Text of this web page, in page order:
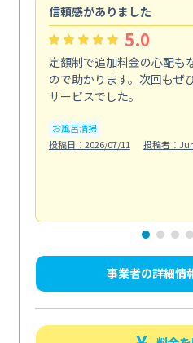
信頼感がありました
5.0
定額制で追加料金の心配も
ので助かります。次回もぜ
サービスでした。
お風呂清掃
投稿日：2026/07/11
投稿者：
事業者の詳細情